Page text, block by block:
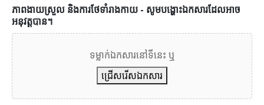
ភាពងាយស្រួល និងការថែទាំរាងកាយ - សូមបង្ហោះឯកសារដែលអាច
អនុវត្តបាន។
ទម្លាក់ឯកសារនៅទីនេះ ឬ
ជ្រើសរើសឯកសារ